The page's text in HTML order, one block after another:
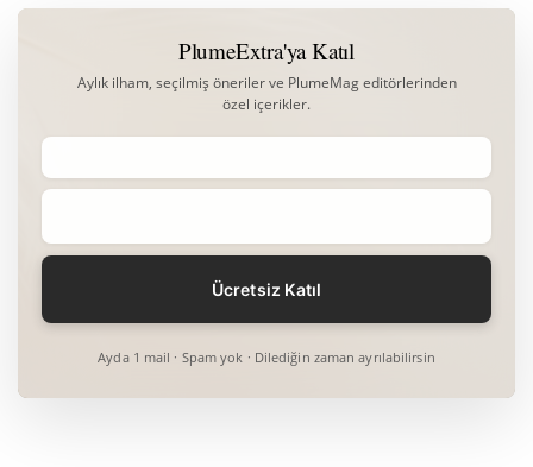
PlumeExtra'ya Katıl
Aylık ilham, seçilmiş öneriler ve PlumeMag editörlerinden
özel içerikler.
Ayda 1 mail · Spam yok · Dilediğin zaman ayrılabilirsin